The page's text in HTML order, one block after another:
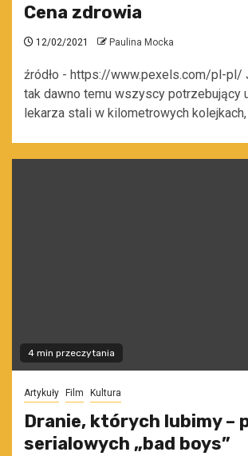
Cena zdrowia
12/02/2021 Paulina Mocka
źródło - https://www.pexels.com/pl-pl/
tak dawno temu wszyscy potrzebujący
lekarza stali w kilometrowych kolejkach,
4 min przeczytania
Artykuły Film Kultura
Dranie, których lubimy –
serialowych „bad boys”